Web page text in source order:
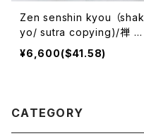
Zen senshin kyou （shak
yo/ sutra copying)/禅 専
心 経
¥6,600($41.58)
CATEGORY